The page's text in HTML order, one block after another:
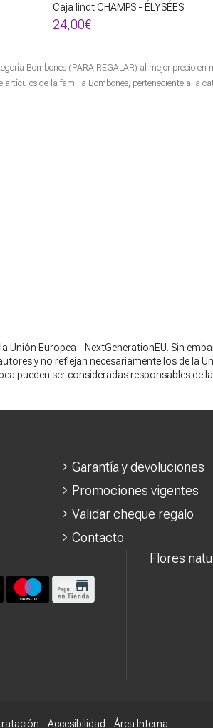
Bombones (PARA REGALAR) al mejor precio en
artículos de la familia Bombones , perteneciente a la
Caja lindt CHAMPS - ÉLYSÉES
24,00€
Unión Europea - NextGenerationEU. Sin
y no reflejan necesariamente los de la
pueden ser consideradas responsables de
Garantía y devoluciones
Promociones vigentes
Validar cheque regalo
Contacto
Flores
- Accesibilidad - Área Interna